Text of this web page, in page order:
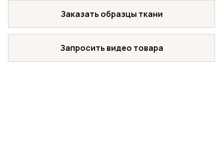
Заказать образцы ткани
Запросить видео товара